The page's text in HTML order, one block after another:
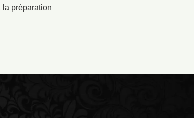
la préparation